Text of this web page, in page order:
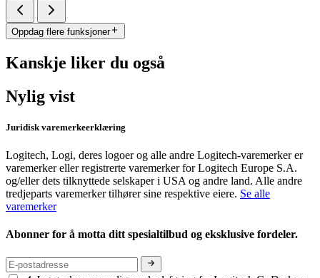
Oppdag flere funksjoner
Kanskje liker du også
Nylig vist
Juridisk varemerkeerklæring
Logitech, Logi, deres logoer og alle andre Logitech-varemerker er
varemerker eller registrerte varemerker for Logitech Europe S.A.
og/eller dets tilknyttede selskaper i USA og andre land. Alle andre
tredjeparts varemerker tilhører sine respektive eiere. Se alle
varemerker
Abonner for å motta ditt spesialtilbud og eksklusive fordeler.